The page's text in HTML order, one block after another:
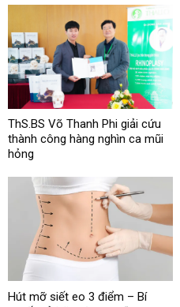
ThS.BS Võ Thanh Phi giải cứu
thành công hàng nghìn ca mũi
hỏng
Hút mỡ siết eo 3 điểm – Bí